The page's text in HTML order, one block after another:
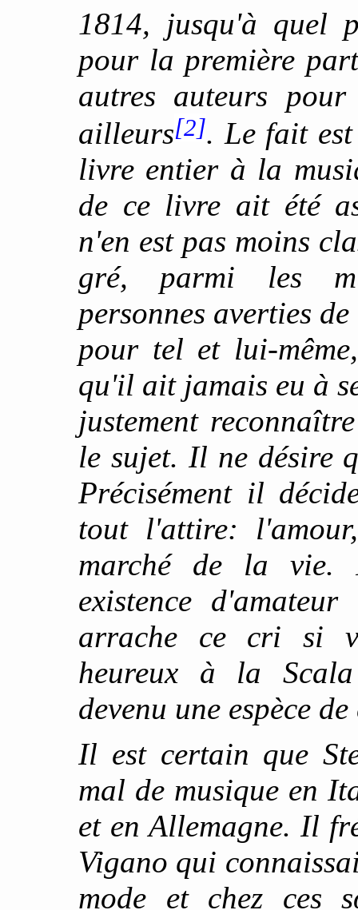
1814, jusqu'à quel
pour la première
autres auteurs
ailleurs[2]. Le fait
livre entier à la
de ce livre ait été
n'en est pas moins
gré, parmi les
personnes averties
pour tel et lui-
qu'il ait jamais eu à
justement
le sujet. Il ne désire
Précisément il
tout l'attire:
marché de la vie.
existence
arrache ce cri si
heureux à la
devenu une espèce
Il est certain que
mal de musique en
et en Allemagne. Il
Vigano qui
mode et chez ces